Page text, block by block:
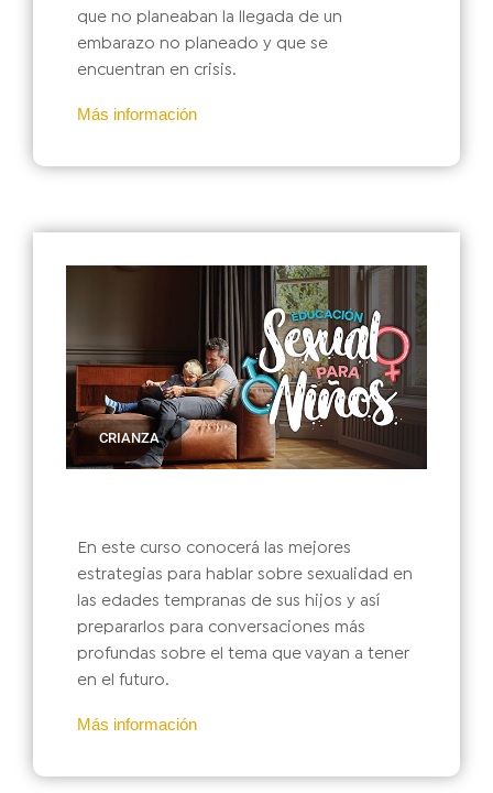
que no planeaban la llegada de un
embarazo no planeado y que se
encuentran en crisis.
Más información
CRIANZA
En este curso conocerá las mejores
estrategias para hablar sobre sexualidad en
las edades tempranas de sus hijos y así
prepararlos para conversaciones más
profundas sobre el tema que vayan a tener
en el futuro.
Más información